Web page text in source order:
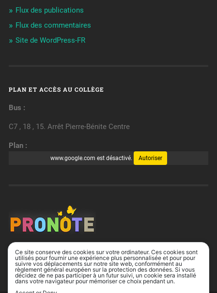
Flux des publications
Flux des commentaires
Site de WordPress-FR
PLAN ET ACCÈS AU COLLÈGE
Bus :
C7 , 18 , 15. Arrêt Pierre-Bénite Centre
Plan :
www.google.com est désactivé. Autoriser
Ce site conserve des cookies sur votre ordinateur. Ces cookies sont
utilisés pour fournir une expérience plus personnalisée et pour pour
suivre vos déplacements sur notre site web, conformément au
règlement général européen sur la protection des données. Si vous
décidez de ne pas participer à un futur suivi, un cookie sera installé
dans votre navigateur pour mémoriser ce choix pendant un.